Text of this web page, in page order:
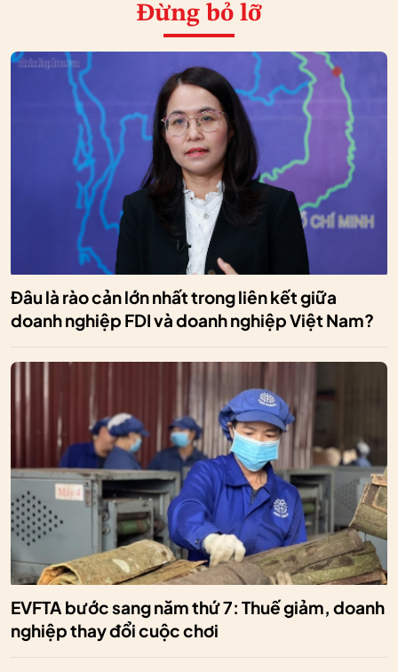
Đừng bỏ lỡ
Đâu là rào cản lớn nhất trong liên kết giữa
doanh nghiệp FDI và doanh nghiệp Việt Nam?
EVFTA bước sang năm thứ 7: Thuế giảm, doanh
nghiệp thay đổi cuộc chơi